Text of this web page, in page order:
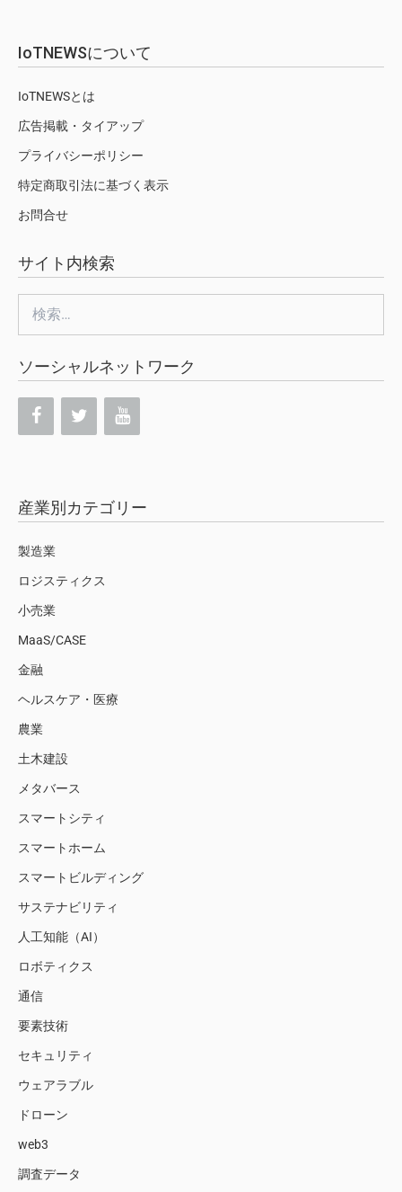
IoTNEWSについて
IoTNEWSとは
広告掲載・タイアップ
プライバシーポリシー
特定商取引法に基づく表示
お問合せ
サイト内検索
索:
ソーシャルネットワーク
産業別カテゴリー
製造業
ロジスティクス
小売業
MaaS/CASE
金融
ヘルスケア・医療
農業
土木建設
メタバース
スマートシティ
スマートホーム
スマートビルディング
サステナビリティ
人工知能（AI）
ロボティクス
通信
要素技術
セキュリティ
ウェアラブル
ドローン
web3
調査データ